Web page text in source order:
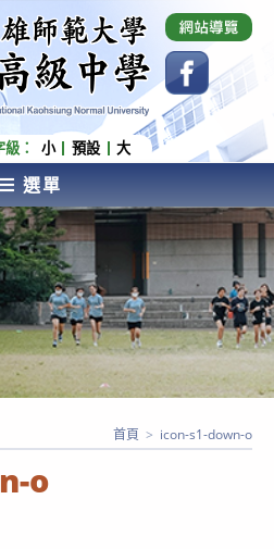
中學 Affiliated Senior
Kaohsiung Normal
級： 小 預設 大
選單
SCHOOL OF NATIONAL
UNIVERSITY
o
首頁 > icon-s1-down-o